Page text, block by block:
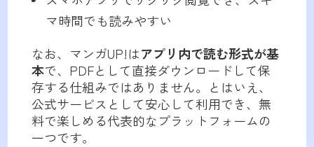
マ時間でも読みやすい
なお、マンガUP!はアプリ内で読む形式が基
本で、PDFとして直接ダウンロードして保
存する仕組みではありません。とはいえ、
公式サービスとして安心して利用でき、無
料で楽しめる代表的なプラットフォームの
一つです。